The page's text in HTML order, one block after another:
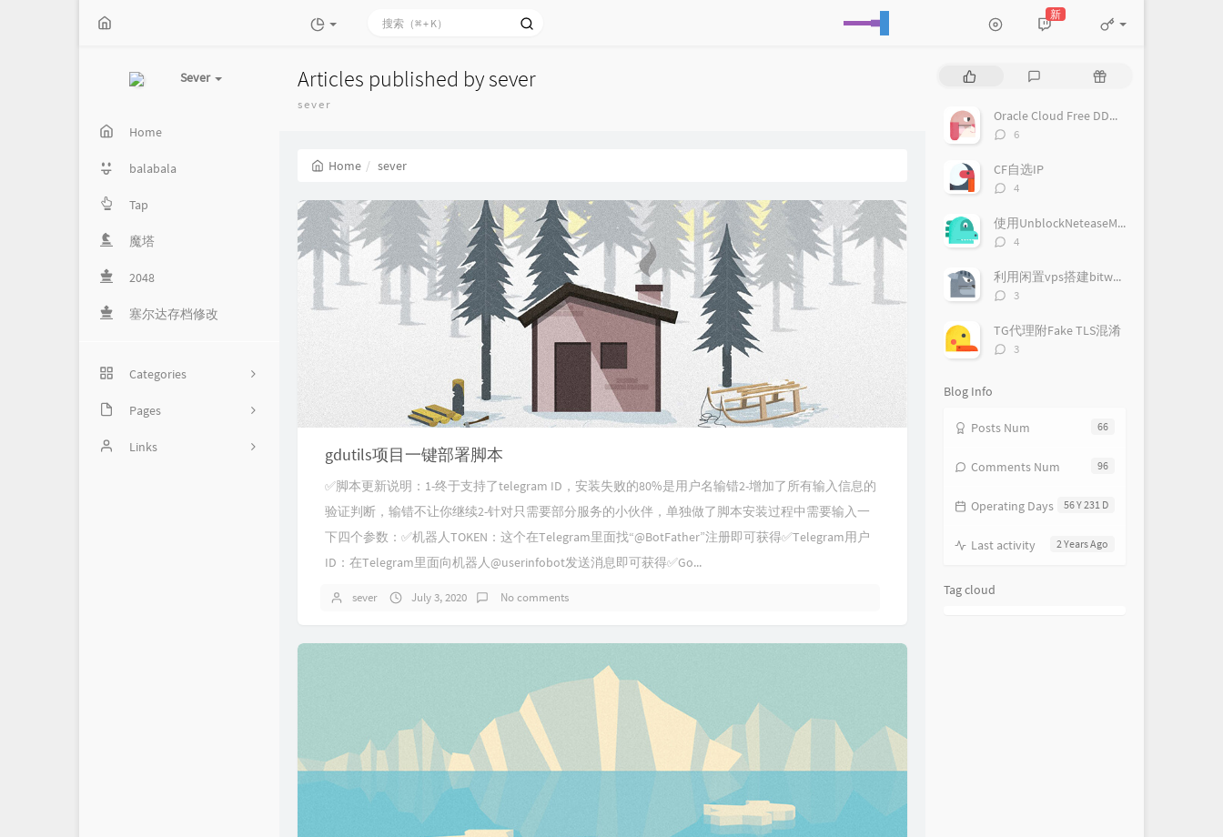
新
Sever
Home
balabala
Tap
魔塔
2048
塞尔达存档修改
Categories
2
46
Pages
ImageLinks
Articles published by sever
sever
Home sever
gdutils项目一键部署脚本
✅脚本更新说明：1-终于支持了telegram ID，安装失败的80%是用户名输错2-增加了所有输入信息的
验证判断，输错不让你继续2-针对只需要部分服务的小伙伴，单独做了脚本安装过程中需要输入一
下四个参数：✅机器人TOKEN：这个在Telegram里面找“@BotFather”注册即可获得✅Telegram用户
ID：在Telegram里面向机器人@userinfobot发送消息即可获得✅Go...
sever July 3, 2020 No comments
l
t
t
t
m
n
R
n
t
l
Oracle Cloud Free DD系统为Debian 9
评
数：
6
CF自选IP
评
数：
4
使用UnblockNeteaseMusic播放网易云音乐客户端无版权歌曲
评
数：
4
利用闲置vps搭建bitwarden私人密码管理
评
数：
3
TG代理附Fake TLS混淆
评
3
Blog Info
66
Posts Num
96
Comments Num
56 Y 231 D
Operating Days
2 Years Ago
Last activity
Tag cloud